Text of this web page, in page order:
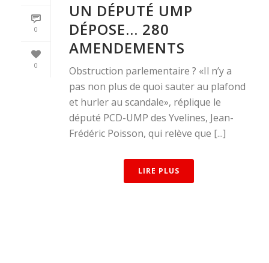
0
0
UN DÉPUTÉ UMP
DÉPOSE… 280
AMENDEMENTS
Obstruction parlementaire ? «Il n’y a
pas non plus de quoi sauter au plafond
et hurler au scandale», réplique le
député PCD-UMP des Yvelines, Jean-
Frédéric Poisson, qui relève que [...]
LIRE PLUS